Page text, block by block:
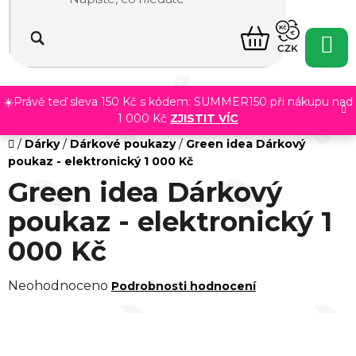
☀️Právě teď sleva 150 Kč s kódem: SUMMER150 při nákupu nad
1 000 Kč ZJISTIT VÍC
NÁKUPNÍ
KOŠÍK
CZK
Domů
/ Dárky / Dárkové poukazy / Green idea Dárkový
poukaz - elektronický 1 000 Kč
Green idea Dárkový
poukaz - elektronický 1
000 Kč
Průměrné
Neohodnoceno Podrobnosti hodnocení